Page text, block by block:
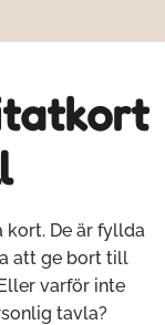
kort. De är fyllda
att ge bort till
varför inte
tavla?